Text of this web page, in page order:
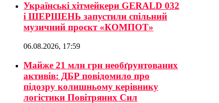
Українські хітмейкери GERALD 032
і ШЕРШЕНЬ запустили спільний
музичний проєкт «КОМПОТ»
06.08.2026, 17:59
Майже 21 млн грн необґрунтованих
активів: ДБР повідомило про
підозру колишньому керівнику
логістики Повітряних Сил